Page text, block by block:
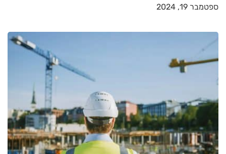
ספטמבר 19, 2024